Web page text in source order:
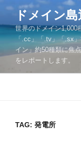
Skip
content
ドメイン島
世界のドメイン1,000
「.cc」「.tv」「.sx
イン」約50種類に焦
をレポートします。
TAG: 発電所